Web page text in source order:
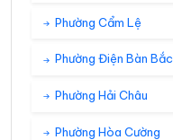
Phường Cẩm Lệ
Phường Điện Bàn Bắc
Phường Hải Châu
Phường Hòa Cường